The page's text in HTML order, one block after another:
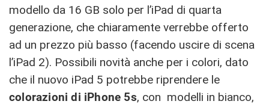
modello da 16 GB solo per l’iPad di quarta
generazione, che chiaramente verrebbe offerto
ad un prezzo più basso (facendo uscire di scena
l’iPad 2). Possibili novità anche per i colori, dato
che il nuovo iPad 5 potrebbe riprendere le
colorazioni di iPhone 5s, con modelli in bianco,